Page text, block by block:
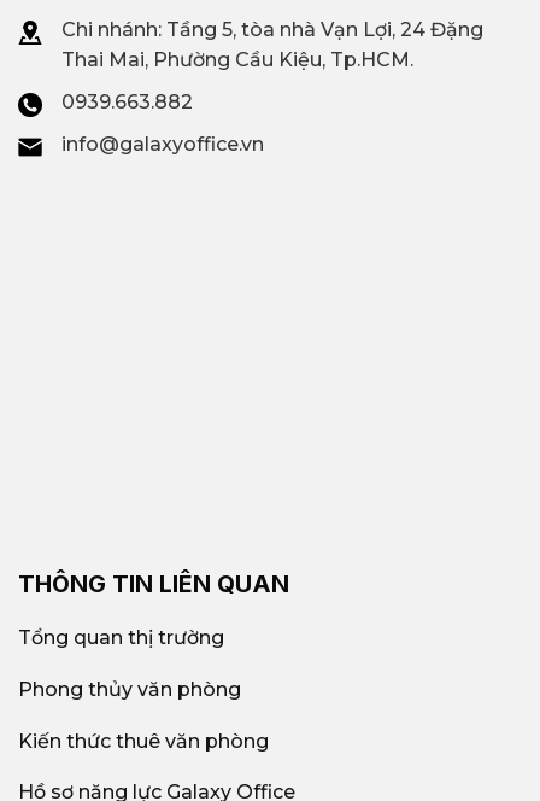
Chi nhánh: Tầng 5, tòa nhà Vạn Lợi, 24 Đặng
Thai Mai, Phường Cầu Kiệu, Tp.HCM.
0939.663.882
info@galaxyoffice.vn
THÔNG TIN LIÊN QUAN
Tổng quan thị trường
Phong thủy văn phòng
Kiến thức thuê văn phòng
Hồ sơ năng lực Galaxy Office